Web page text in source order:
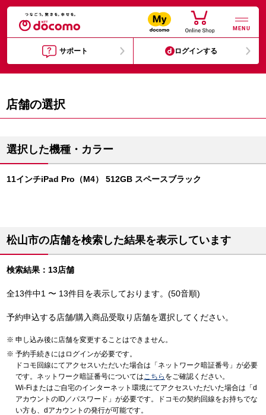
MENU
サポート ログインする
店舗の選択
選択した機種・カラー
11インチiPad Pro（M4） 512GB スペースブラック
松山市の店舗を検索した結果を表示しています
検索結果：13店舗
全13件中1 〜 13件目を表示しております。(50音順)
予約申込する店舗/購入商品受取り店舗を選択してください。
申し込み後に店舗を変更することはできません。
予約手続きにはログインが必要です。
ドコモ回線にてアクセスいただいた場合は「ネットワーク暗証番号」が必要
です。ネットワーク暗証番号についてはこちら をご確認ください。
Wi-Fiまたはご自宅のインターネット環境にてアクセスいただいた場合は「d
アカウントのID／パスワード」が必要です。ドコモの契約回線をお持ちでな
い方も、dアカウントの発行が可能です。